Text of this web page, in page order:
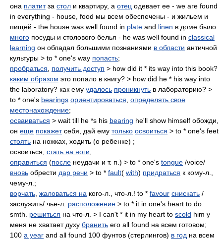
она платитза стол и квартиру, а отец одевает ее - we are found
in everything - house, food мы всем обеспечены - и жильем и
пищей - the house was well found in plate and linen в доме было
много посуды и столового белья - he was well found in classical
learning он обладал большими познаниями в области античной
культуры > to * one's way попасть;
пробраться
получить доступ > how did it * its way into this book?
каким образом это попало в книгу? > how did he * his way into
the laboratory? как ему удалось проникнуть в лабораторию? >
to * one's bearings ориентироваться определять свое
местонахождение;
осваиваться > wait till he *s his bearing he'll show himself обожди,
он еще покажетсебя, дай ему только освоиться > to * one's feet
стоять на ножках, ходить (о ребенке) ;
освоиться, стать на ноги;
оправиться (после неудачи и т. п.) > to * one's tongue /voice/
вновь обрести дар речи > to * fault( with) придраться к кому-л.,
чему-л.;
ворчать жаловаться на кого-л., что-л.! to * favour снискать /
заслужить/ чье-л. расположение > to * it in one's heart to do
smth. решиться на что-л. > I can't * it in my heart to scold him у
меня не хватает духу бранить его all found на всем готовом;
100 a year and all found 100 фунтов (стерлингов) в год на всем